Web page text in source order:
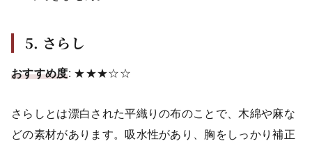
5. さらし
おすすめ度: ★★★☆☆
さらしとは漂白された平織りの布のことで、木綿や麻な
どの素材があります。吸水性があり、胸をしっかり補正